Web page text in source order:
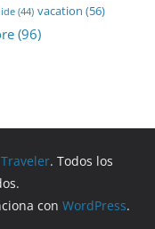
(44) vacation (56)
(96)
. Todos los
con WordPress.